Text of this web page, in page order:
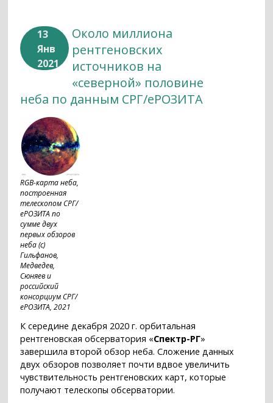
13
Янв
2021
Около миллиона
рентгеновских
источников на
«северной» половине
неба по данным СРГ/еРОЗИТА
RGB-карта неба,
построенная
телескопом СРГ/
еРОЗИТА по
сумме двух
первых обзоров
неба (с)
Гильфанов,
Медведев,
Сюняев и
российский
консорциум СРГ/
еРОЗИТА, 2021
К середине декабря 2020 г. орбитальная
рентгеновская обсерватория «Спектр-РГ»
завершила второй обзор неба. Сложение данных
двух обзоров позволяет почти вдвое увеличить
чувствительность рентгеновских карт, которые
получают телескопы обсерватории.